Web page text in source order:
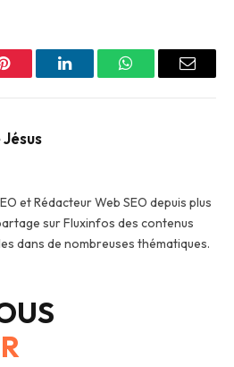
Pinterest LinkedInWhatsAppEmail
et Rédacteur Web SEO depuis plus
sur Fluxinfos des contenus
dans de nombreuses thématiques.